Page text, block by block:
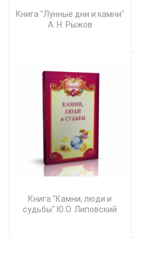
Книга "Лунные дни и камни"
А. Н. Рыжов
Книга "Камни, люди и
судьбы" Ю.О. Липовский